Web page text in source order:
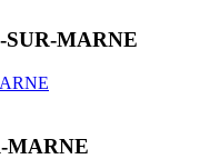
MARNE
MARNE